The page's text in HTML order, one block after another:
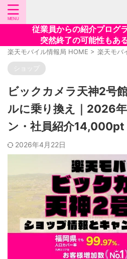
従業員からの紹介プログ
突然終了の可能性もあ
楽天モバイル情報局 HOME > 楽天モバ
ショップ
ビックカメラ天神2号
ルに乗り換え｜2026
ン・社員紹介14,000pt
2026年4月22日